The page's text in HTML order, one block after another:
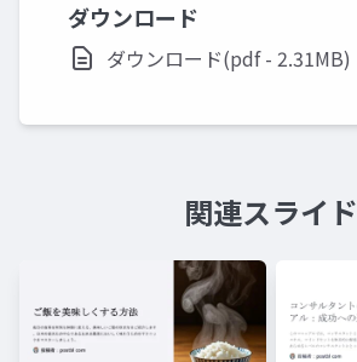
ダウンロード
ダウンロード(pdf - 2.31MB)
関連スライド